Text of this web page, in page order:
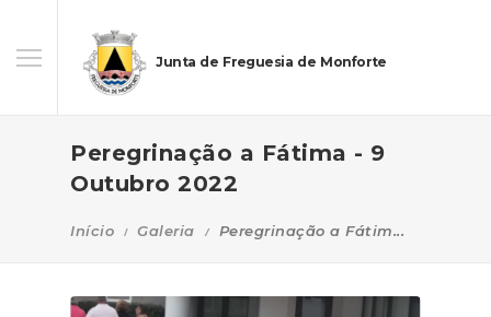
Junta de Freguesia de Monforte
Peregrinação a Fátima - 9
Outubro 2022
Início Galeria Peregrinação a Fátim...